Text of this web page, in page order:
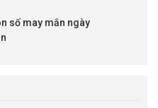
số may mắn ngày